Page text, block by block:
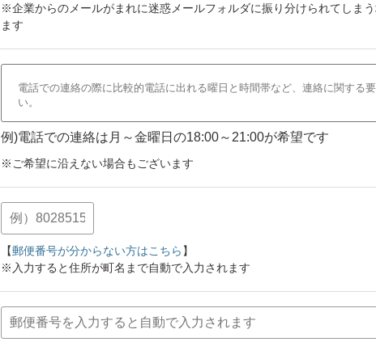
※企業からのメールがまれに迷惑メールフォルダに振り分けられてしま
ます
例)電話での連絡は月～金曜日の18:00～21:00が希望です
※ご希望に沿えない場合もございます
【郵便番号が分からない方はこちら 】
※入力すると住所が町名まで自動で入力されます